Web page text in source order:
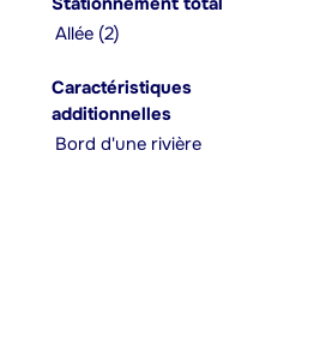
Allée (2)
Caractéristiques
additionnelles
Bord d'une rivière